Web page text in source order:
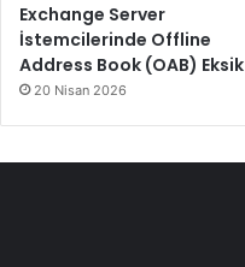
Exchange Server
İstemcilerinde Offline
Address Book (OAB) Eksik
20 Nisan 2026